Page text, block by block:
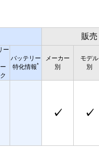
販売
ー
バッテリー
特化情報*
メーカー
別
モデル
別
✓ ✓